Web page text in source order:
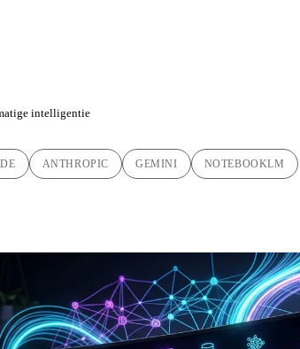
intelligentie
ANTHROPIC GEMINI NOTEBOOKLM